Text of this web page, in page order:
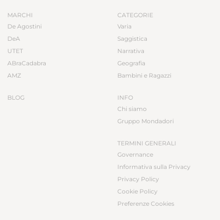
MARCHI
De Agostini
DeA
UTET
ABraCadabra
AMZ
BLOG
CATEGORIE
Varia
Saggistica
Narrativa
Geografia
Bambini e Ragazzi
INFO
Chi siamo
Gruppo Mondadori
TERMINI GENERALI
Governance
Informativa sulla Privacy
Privacy Policy
Cookie Policy
Preferenze Cookies